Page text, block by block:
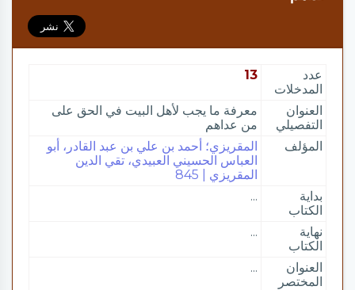
عدد
المدخلات
13
العنوان
التفصيلي
معرفة ما يجب لأهل البيت في الحق على
من عداهم
المؤلف
المقريزي؛ أحمد بن علي بن عبد القادر، أبو
العباس الحسيني العبيدي، تقي الدين
المقريزي | 845
بداية
الكتاب
...
نهاية
الكتاب
...
العنوان
المختصر
...